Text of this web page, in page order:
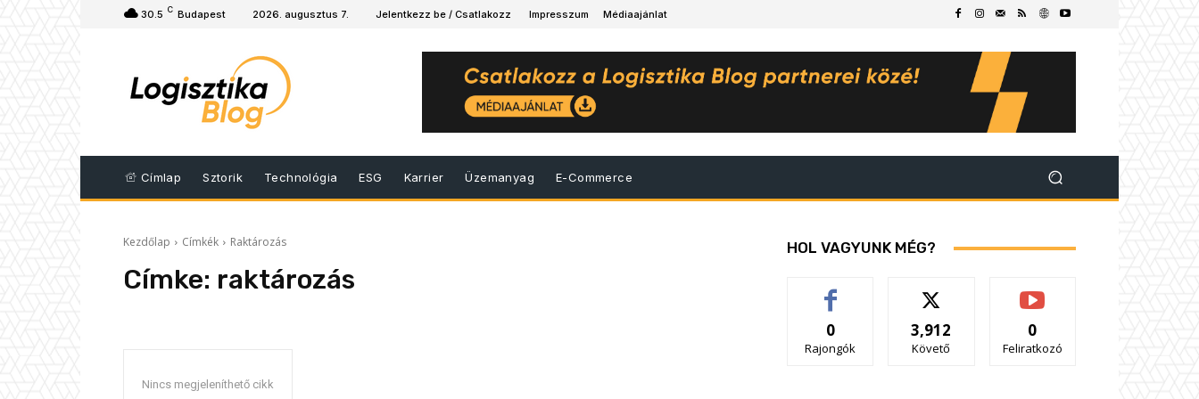
30.5 C Budapest 2026. augusztus 7. Jelentkezz be / Csatlakozz Impresszum Médiaajánlat
Címlap Sztorik Technológia ESG Karrier Üzemanyag E-Commerce
Kezdőlap Címkék Raktározás
Címke: raktározás
Nincs megjeleníthető cikk
HOL VAGYUNK MÉG?
0
Rajongók
3,912
Követő
0
Feliratkozó